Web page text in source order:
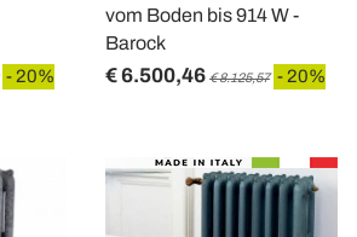
- 20%
vom Boden bis 914 W -
Barock
€ 6.500,46 € 8.125,57 - 20%